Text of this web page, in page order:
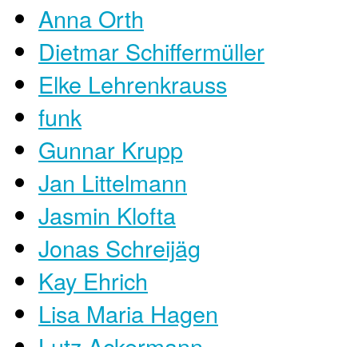
Anna Orth
Dietmar Schiffermüller
Elke Lehrenkrauss
funk
Gunnar Krupp
Jan Littelmann
Jasmin Klofta
Jonas Schreijäg
Kay Ehrich
Lisa Maria Hagen